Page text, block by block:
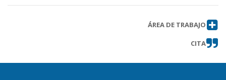
ÁREA DE TRABAJO
CITA